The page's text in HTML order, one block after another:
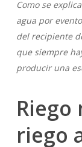
Como se
agua por
del recipiente
que siempre
producir una
riego